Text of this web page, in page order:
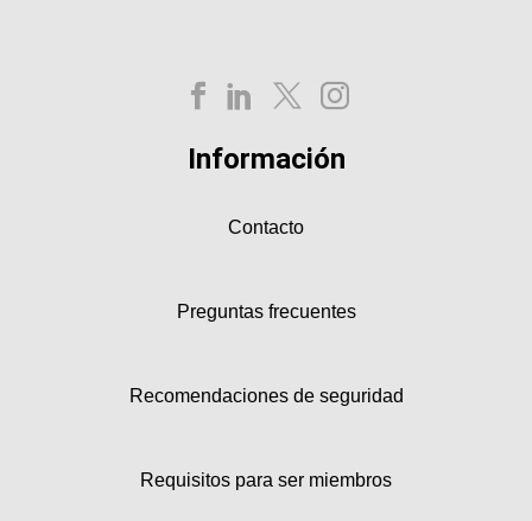
Información
Contacto
Preguntas frecuentes
Recomendaciones de seguridad
Requisitos para ser miembros